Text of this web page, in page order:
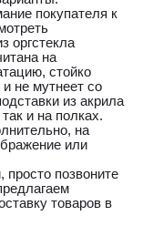
покупателя к
оргстекла
на
стойко
не мутнеет со
из акрила
и на полках.
на
или
просто позвоните
товаров в